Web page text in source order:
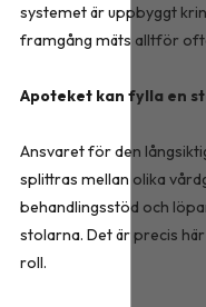
systemet är uppbyggt
framgång mäts alltför
Apoteket kan fylla en
Ansvaret för den
splittras mellan olika
behandlingsstöd och
stolarna. Det är precis
roll.